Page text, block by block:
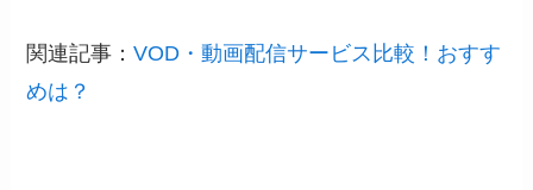
関連記事：VOD・動画配信サービス比較！おすす
めは？